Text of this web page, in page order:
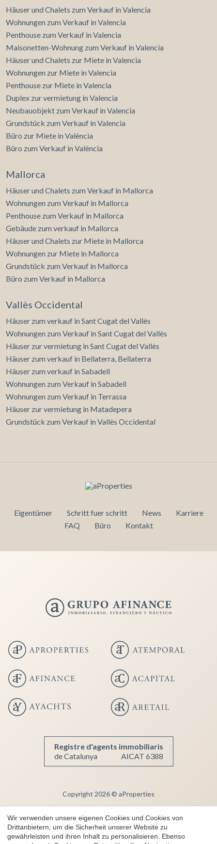
Häuser und Chalets zum Verkauf in Valencia
Wohnungen zum Verkauf in Valencia
Penthouse zum Verkauf in Valencia
Maisonetten-Wohnung zum Verkauf in Valencia
Häuser und Chalets zur Miete in Valencia
Wohnungen zur Miete in Valencia
Penthouse zur Miete in Valencia
Duplex zur vermietung in Valencia
Neubauobjekt zum Verkauf in Valencia
Grundstück zum Verkauf in Valencia
Büro zur Miete in València
Büro zum Verkauf in València
Mallorca
Häuser und Chalets zum Verkauf in Mallorca
Wohnungen zum Verkauf in Mallorca
Penthouse zum Verkauf in Mallorca
Gebäude zum verkauf in Mallorca
Häuser und Chalets zur Miete in Mallorca
Wohnungen zur Miete in Mallorca
Grundstück zum Verkauf in Mallorca
Büro zum Verkauf in Mallorca
Vallès Occidental
Häuser zum verkauf in Sant Cugat del Vallès
Wohnungen zum Verkauf in Sant Cugat del Vallès
Häuser zur vermietung in Sant Cugat del Vallès
Häuser zum verkauf in Bellaterra, Bellaterra
Häuser zum verkauf in Sabadell
Wohnungen zum Verkauf in Sabadell
Wohnungen zum Verkauf in Terrassa
Häuser zur vermietung in Matadepera
Grundstück zum Verkauf in Vallès Occidental
Eigentümer Schritt fuer schritt News
Karriere
FAQ
Büro Kontakt
Registre d'agents immobiliaris
de Catalunya
AICAT 6388
Copyright 2026 © aProperties
Luxusimmobilien
AICAT 6388
Rechtlicher Hinweis
Wir verwenden unsere eigenen Cookies und Cookies von
Drittanbietern, um die Sicherheit unserer Website zu
gewährleisten und ihren Inhalt zu personalisieren. Ebenso
Konfiguration speichern Alle akzeptieren